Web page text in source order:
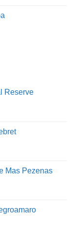
Reserve
Mas Pezenas